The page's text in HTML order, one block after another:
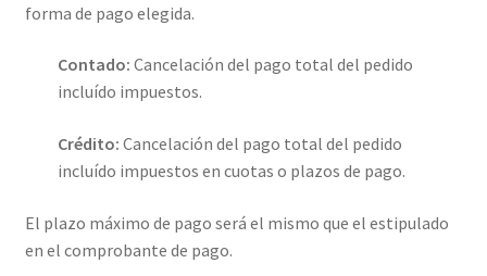
forma de pago elegida.
Contado: Cancelación del pago total del pedido
incluído impuestos.
Crédito: Cancelación del pago total del pedido
incluído impuestos en cuotas o plazos de pago.
El plazo máximo de pago será el mismo que el estipulado
en el comprobante de pago.